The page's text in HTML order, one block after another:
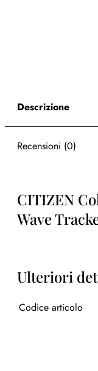
Descrizione
Recensioni (0)
CITIZEN
Wave
Ulteriori
Codice articolo